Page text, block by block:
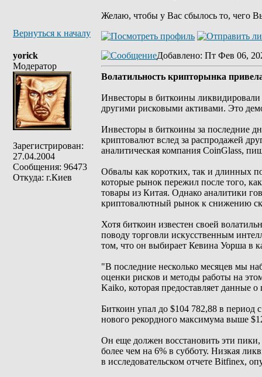
Желаю, чтобы у Вас сбылось то, чего
Вернуться к началу
yorick
Модератор
Зарегистрирован:
27.04.2004
Сообщения: 96473
Откуда: г.Киев
Добавлено: Пт Фев 06,
Волатильность крипторынка
Инвесторы в биткоины ликвидировали
другими рисковыми активами. Это
Инвесторы в биткоины за последние
криптовалют вслед за распродажей
аналитическая компания CoinGlass,
Обвалы как коротких, так и длинных
которые рынок пережил после того,
товары из Китая. Однако аналитики
криптовалютный рынок к снижению
Хотя биткоин известен своей
поводу торговли искусственным
том, что он выбирает Кевина Уорша в
"В последние несколько месяцев мы
оценки рисков и методы работы на
Kaiko, которая предоставляет данные
Биткоин упал до $104 782,88 в период
нового рекордного максимума выше
Он еще должен восстановить эти пики,
более чем на 6% в субботу. Низкая
в исследовательском отчете Bitfinex,